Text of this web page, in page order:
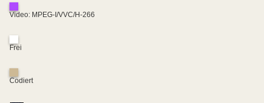
Video: MPEG-I/VVC/H-266
Frei
Codiert